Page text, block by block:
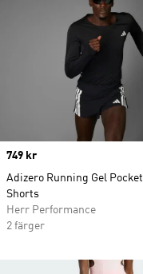
Price
749 kr
Adizero Running Gel Pocket
Shorts
Herr Performance
2 färger